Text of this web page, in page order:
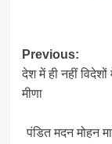
Post
Previous:
देश में ही नहीं
मीणा
पंडित मदन मोहन